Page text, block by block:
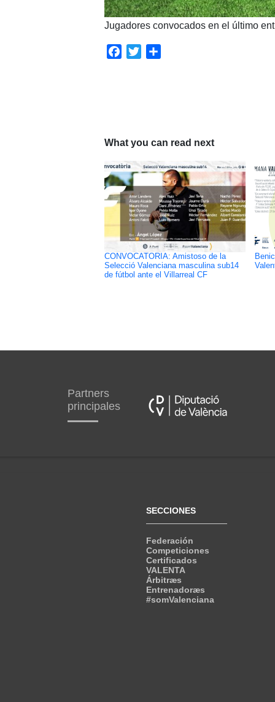
Jugadores convocados en el último
Facebook
Twitter
What you can read next
CONVOCATORIA: Amistoso de la
Selecció Valenciana masculina sub14
de fútbol ante el Villarreal CF
Partners
principales
SECCIONES
Federación
Competiciones
Certificados
VALENTA
Árbitræs
Entrenadoræs
#somValenciana